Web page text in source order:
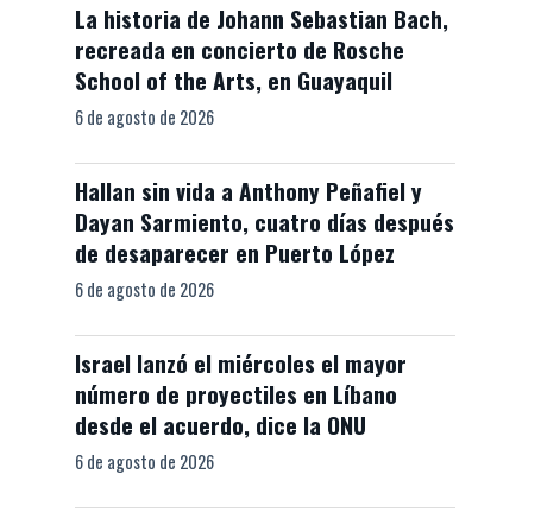
La historia de Johann Sebastian Bach,
recreada en concierto de Rosche
School of the Arts, en Guayaquil
6 de agosto de 2026
Hallan sin vida a Anthony Peñafiel y
Dayan Sarmiento, cuatro días después
de desaparecer en Puerto López
6 de agosto de 2026
Israel lanzó el miércoles el mayor
número de proyectiles en Líbano
desde el acuerdo, dice la ONU
6 de agosto de 2026